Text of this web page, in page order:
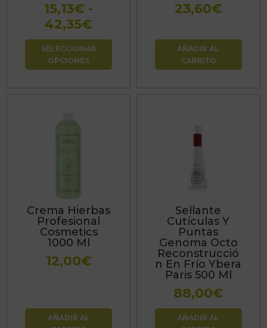
15,13€ -
42,35€
de
precios:
desde
SELECCIONAR
OPCIONES
elegir
la
página
de
23,60€
AÑADIR AL
CARRITO
Crema Hierbas
Profesional
Cosmetics
1000 Ml
12,00€
AÑADIR AL
Sellante
Cutículas Y
Puntas
Genoma Octo
Reconstrucció
n En Frío Ybera
Paris 500 Ml
88,00€
AÑADIR AL